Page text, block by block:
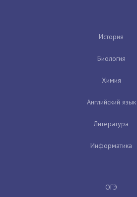
История
Биология
Химия
Английский язык
Литература
Информатика
ОГЭ